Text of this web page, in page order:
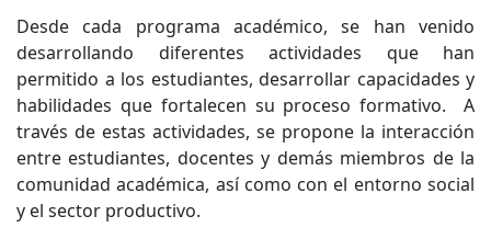
Desde cada programa académico, se han venido
desarrollando diferentes actividades que han
permitido a los estudiantes, desarrollar capacidades y
habilidades que fortalecen su proceso formativo. A
través de estas actividades, se propone la interacción
entre estudiantes, docentes y demás miembros de la
comunidad académica, así como con el entorno social
y el sector productivo.